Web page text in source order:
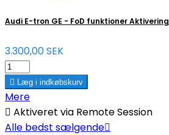
Audi E-tron GE - FoD funktioner Aktivering
3.300,00 SEK
 Læg i indkøbskurv
Mere
 Aktiveret via Remote Session
Alle bedst sælgende